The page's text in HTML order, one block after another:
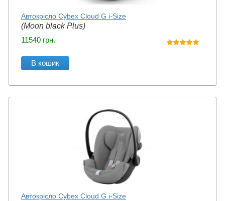
Автокрісло Cybex Cloud G i-Size
(Moon black Plus)
11540 грн.
В кошик
Автокрісло Cybex Cloud G i-Size